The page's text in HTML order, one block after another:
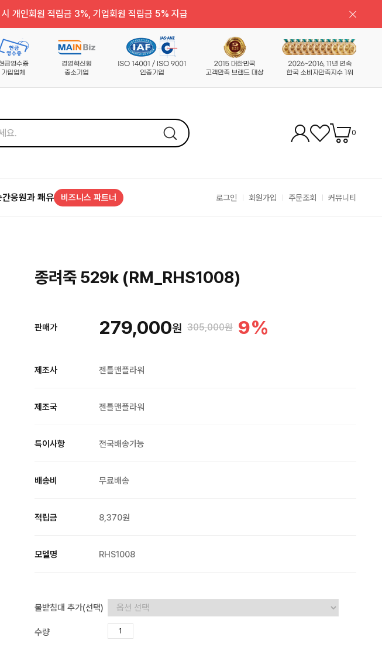
개인회원 적립금 3%, 기업회원 적립금 5% 지급
0
간응원과 쾌유 비즈니스 파트너 로그인 회원가입 주문조회 커뮤니티
종려죽 529k (RM_RHS1008)
판매가 279,000원 305,000원 9%
제조사 젠틀맨플라워
제조국 젠틀맨플라워
특이사항 전국배송가능
배송비 무료배송
적립금 8,370원
모델명 RHS1008
물받침대 추가(선택)
수량